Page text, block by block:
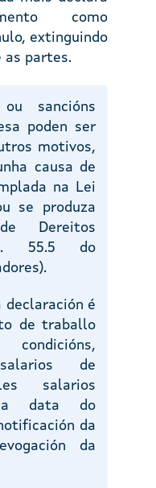
como
extinguindo
as partes.
sancións
poden ser
motivos,
causa de
na Lei
se produza
Dereitos
55.5 do
declaración é
de traballo
de
salarios
a data do
da
da